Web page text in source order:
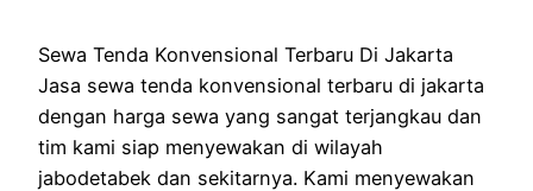
Sewa Tenda Konvensional Terbaru Di Jakarta
Jasa sewa tenda konvensional terbaru di jakarta
dengan harga sewa yang sangat terjangkau dan
tim kami siap menyewakan di wilayah
jabodetabek dan sekitarnya. Kami menyewakan